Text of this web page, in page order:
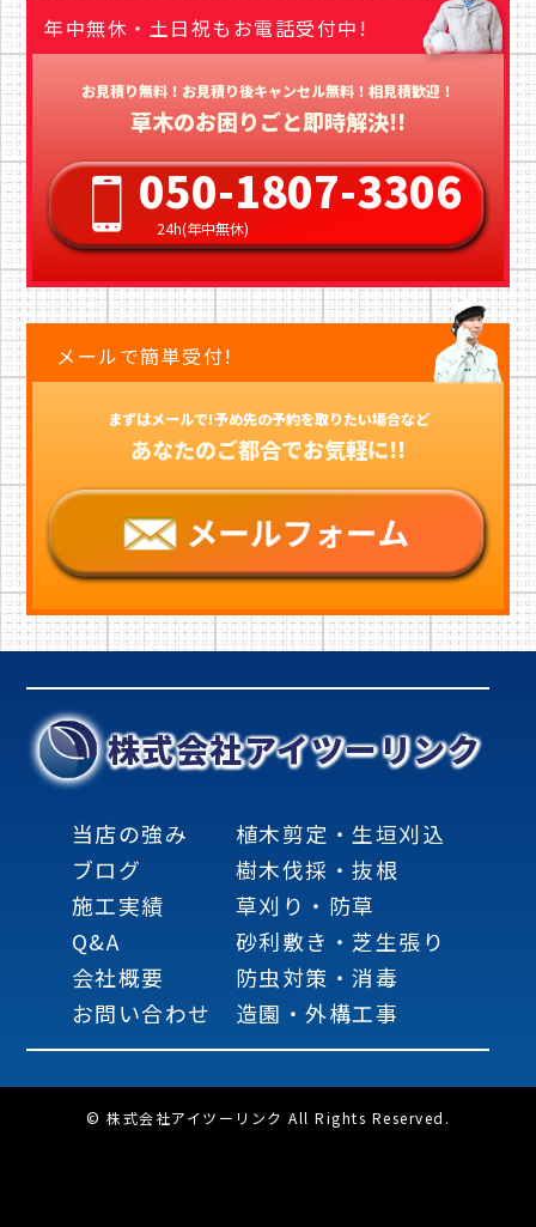
年中無休・土日祝もお電話受付中!
お見積り無料！お見積り後キャンセル無料！相見積歓迎！
草木のお困りごと即時解決!!
050-1807-3306
24h(年中無休)
メールで簡単受付!
まずはメールで!予め先の予約を取りたい場合など
あなたのご都合でお気軽に!!
株式会社アイツーリンク
当店の強み
ブログ
施工実績
Q&A
会社概要
お問い合わせ
植木剪定・生垣刈込
樹木伐採・抜根
草刈り・防草
砂利敷き・芝生張り
防虫対策・消毒
造園・外構工事
© 株式会社アイツーリンク All Rights Reserved.